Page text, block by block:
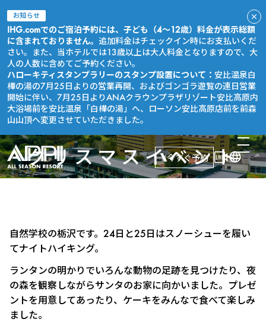
お知らせ
IHG.comでのご宿泊予約には、子ども（4～12歳）料金が表示総額
に含まれておりません。 追加料金はチェックイン時にお支払いくだ
さい。また、当ホテルでは13歳以上は大人料金となりますので、大
人の人数に含めてご予約ください。
ハローキティスタンプラリーのスタンプ設置について： 安比温泉白
樺の湯の7月25日よりの営業再開、およびゴンゴラ遊覧の連日営業
開始に伴い、7月25日よりANAクラウンプラザリゾート安比高原内
大浴場前を安比温泉「白樺の湯」へ、ローソン安比高原店前を前森
山山頂へ変更させていただきました。
今すぐ予約
クリスマスイベント
自然学校の栃沢です。24日と25日はスノーシューを履い
てナイトハイキング。
ランタンの明かりでいろんな動物の足跡を見つけたり、夜
の森を観察しながらサンタのお家に向かいました。プレゼ
ントを用意してあったり、ケーキをみんなで食べて楽しみ
ました。